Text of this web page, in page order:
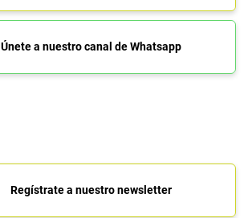
Únete a nuestro canal de Whatsapp
Regístrate a nuestro newsletter